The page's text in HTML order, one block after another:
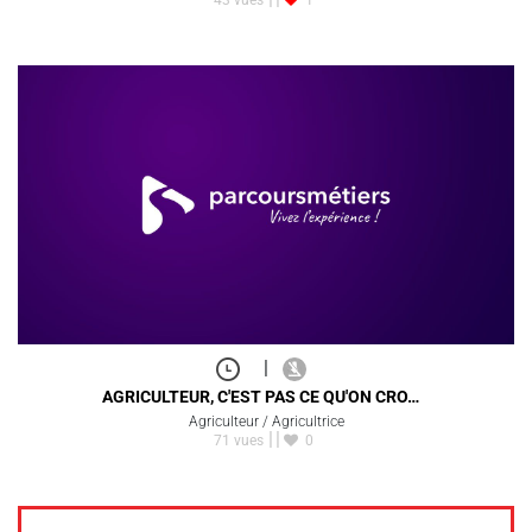
|
AGRICULTEUR, C'EST PAS CE QU'ON CRO…
Agriculteur / Agricultrice
71 vues
0